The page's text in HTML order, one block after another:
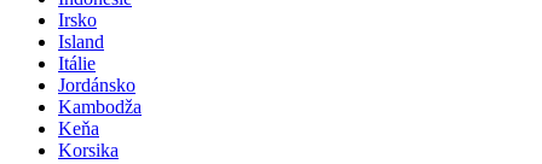
Indonésie
Irsko
Island
Itálie
Jordánsko
Kambodža
Keňa